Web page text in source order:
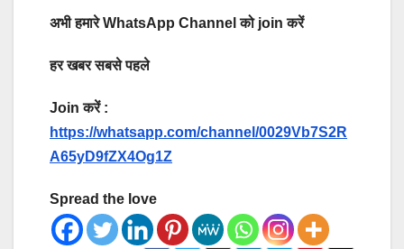
अभी हमारे WhatsApp Channel को join करें
हर खबर सबसे पहले
Join करें :
https://whatsapp.com/channel/0029Vb7S2R
A65yD9fZX4Og1Z
Spread the love